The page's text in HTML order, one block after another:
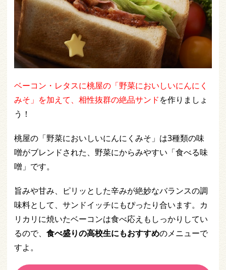
ベーコン・レタスに桃屋の「野菜においしいにんにく
みそ」を加えて、相性抜群の絶品サンドを作りましょ
う！
桃屋の「野菜においしいにんにくみそ」は3種類の味
噌がブレンドされた、野菜にからみやすい「食べる味
噌」です。
旨みや甘み、ピリッとした辛みが絶妙なバランスの調
味料として、サンドイッチにもぴったり合います。カ
リカリに焼いたベーコンは食べ応えもしっかりしてい
るので、 食べ盛りの高校生にもおすすめのメニューで
すよ。